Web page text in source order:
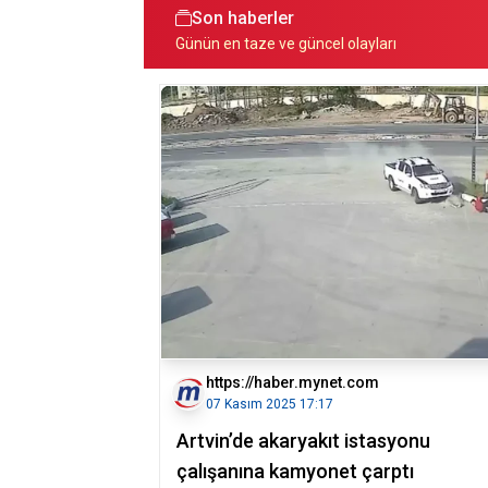
Son haberler
Günün en taze ve güncel olayları
https://haber.mynet.com
07 Kasım 2025 17:17
Artvin’de akaryakıt istasyonu
çalışanına kamyonet çarptı